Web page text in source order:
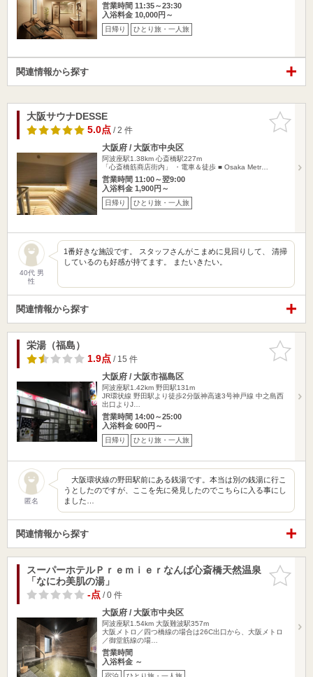
営業時間 11:35～23:30
入浴料金 10,000円～
日帰り ひとり旅・一人旅
関連情報から探す
お気に入
りに追加
大阪サウナDESSE
5.0点/ 2 件
大阪府 / 大阪市中央区
阿波座駅1.38km 心斎橋駅227m
「心斎橋筋商店街内」 ・電車＆徒歩 ■ Osaka Metr…
営業時間 11:00～翌9:00
入浴料金 1,900円～
日帰り ひとり旅・一人旅
40代 男
性
1番好きな施設です。 スタッフさんがこまめに見回りして、 清掃
しているのも好感が持てます。 またいきたい。
関連情報から探す
お気に入
りに追加
栄湯（福島）
1.9点/ 15 件
大阪府 / 大阪市福島区
阿波座駅1.42km 野田駅131m
JR環状線 野田駅より徒歩2分阪神高速3号神戸線 中之島西
出口よりJ…
営業時間 14:00～25:00
入浴料金 600円～
日帰り ひとり旅・一人旅
匿名
大阪環状線の野田駅前にある銭湯です。本当は別の銭湯に行こ
うとしたのですが、ここを先に発見したのでこちらに入る事にし
ました…
関連情報から探す
お気に入
りに追加
スーパーホテルＰｒｅｍｉｅｒなんば心斎橋天然温泉
「なにわ美肌の湯」
-点/ 0 件
大阪府 / 大阪市中央区
阿波座駅1.54km 大阪難波駅357m
大阪メトロ／四つ橋線の場合は26C出口から、大阪メトロ
／御堂筋線の場…
営業時間
入浴料金 ～